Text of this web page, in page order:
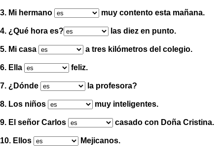
3. Mi hermano muy contento esta mañana.
4. ¿Qué hora es? las diez en punto.
5. Mi casa a tres kilómetros del colegio.
6. Ella feliz.
7. ¿Dónde la profesora?
8. Los niños muy inteligentes.
9. El señor Carlos casado con Doña Cristina.
10. Ellos Mejicanos.